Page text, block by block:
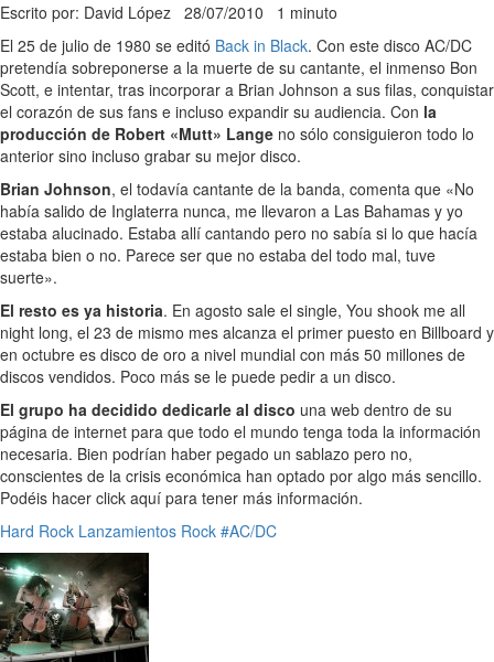
Escrito por: David López 28/07/2010 1 minuto
El 25 de julio de 1980 se editó Back in Black. Con este disco AC/DC
pretendía sobreponerse a la muerte de su cantante, el inmenso Bon
Scott, e intentar, tras incorporar a Brian Johnson a sus filas, conquistar
el corazón de sus fans e incluso expandir su audiencia. Con la
producción de Robert «Mutt» Lange no sólo consiguieron todo lo
anterior sino incluso grabar su mejor disco.
Brian Johnson, el todavía cantante de la banda, comenta que «No
había salido de Inglaterra nunca, me llevaron a Las Bahamas y yo
estaba alucinado. Estaba allí cantando pero no sabía si lo que hacía
estaba bien o no. Parece ser que no estaba del todo mal, tuve
suerte».
El resto es ya historia. En agosto sale el single, You shook me all
night long, el 23 de mismo mes alcanza el primer puesto en Billboard y
en octubre es disco de oro a nivel mundial con más 50 millones de
discos vendidos. Poco más se le puede pedir a un disco.
El grupo ha decidido dedicarle al disco una web dentro de su
página de internet para que todo el mundo tenga toda la información
necesaria. Bien podrían haber pegado un sablazo pero no,
conscientes de la crisis económica han optado por algo más sencillo.
Podéis hacer click aquí para tener más información.
Hard Rock Lanzamientos Rock #AC/DC